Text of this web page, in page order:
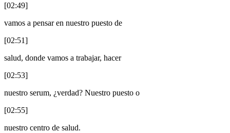
[02:49]
vamos a pensar en nuestro puesto de
[02:51]
salud, donde vamos a trabajar, hacer
[02:53]
nuestro serum, ¿verdad? Nuestro puesto o
[02:55]
nuestro centro de salud.